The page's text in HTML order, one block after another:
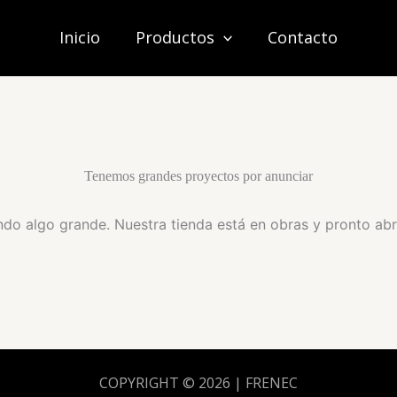
Inicio Productos Contacto
Tenemos grandes proyectos por anunciar
algo grande. Nuestra tienda está en obras y pronto
COPYRIGHT © 2026 | FRENEC